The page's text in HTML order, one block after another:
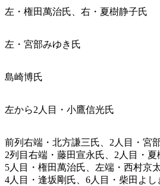
左・権田萬治氏、右・夏樹静子氏
左・宮部みゆき氏
島崎博氏
左から2人目・小鷹信光氏
前列右端・北方謙三氏、2人目・宮
2列目右端・藤田宣永氏、2人目・
5人目・権田萬治氏、左端・西村京
4人目・逢坂剛氏、6人目・柴田よし